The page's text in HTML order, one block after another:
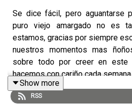
Se dice fácil, pero aguantarse
puro viejo amargado no es
estamos, gracias por siempre
nuestros momentos mas
sobre todo por creer en este
hacemos con cariño cada semana
Show more
RSS